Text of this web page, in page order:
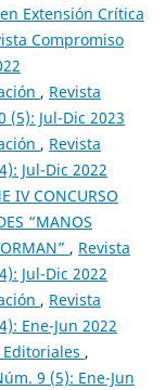
Extensión Crítica
Compromiso
, Revista
(5): Jul-Dic 2023
, Revista
Jul-Dic 2022
IV CONCURSO
“MANOS
, Revista
Jul-Dic 2022
, Revista
Ene-Jun 2022
,
9 (5): Ene-Jun